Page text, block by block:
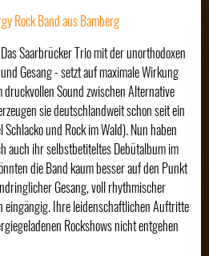
Rock Band aus Bamberg
Saarbrücker Trio mit der unorthodoxen
Gesang - setzt auf maximale Wirkung
Sound zwischen Alternative
sie deutschlandweit schon seit ein
Schlacko und Rock im Wald). Nun haben
auch ihr selbstbetiteltes Debütalbum im
die Band kaum besser auf den Punkt
Gesang, voll rhythmischer
eingängig. Ihre leidenschaftlichen Auftritte
Rockshows nicht entgehen